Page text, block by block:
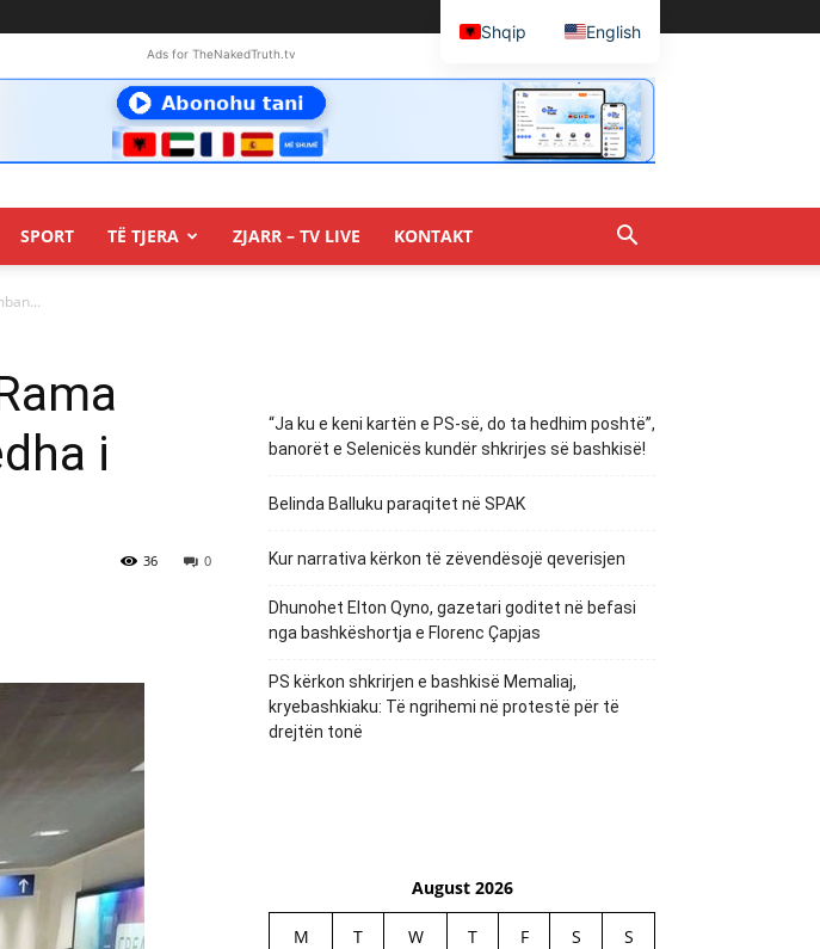
Ads for TheNakedTruth.tv
SPORT TË TJERA ZJARR – TV LIVE KONTAKT
i
0
36
“Ja ku e keni kartën e PS-së, do ta hedhim poshtë”,
banorët e Selenicës kundër shkrirjes së bashkisë!
Belinda Balluku paraqitet në SPAK
Kur narrativa kërkon të zëvendësojë qeverisjen
Dhunohet Elton Qyno, gazetari goditet në befasi
nga bashkëshortja e Florenc Çapjas
PS kërkon shkrirjen e bashkisë Memaliaj,
kryebashkiaku: Të ngrihemi në protestë për të
drejtën tonë
August 2026
M T W T F S S
Shqip English